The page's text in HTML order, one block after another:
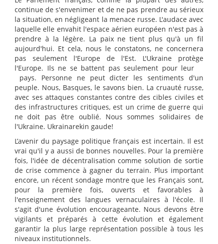
continue de s'envenimer et de ne pas prendre au sérieux
la situation, en négligeant la menace russe. L'audace avec
laquelle elle envahit l'espace aérien européen n'est pas à
prendre à la légère. La paix ne tient plus qu'à un fil
aujourd'hui. Et cela, nous le constatons, ne concernera
pas seulement l'Europe de l'Est. L'Ukraine protège
l'Europe. Ils ne se battent pas seulement pour leur
pays. Personne ne peut dicter les sentiments d'un
peuple. Nous, Basques, le savons bien. La cruauté russe,
avec ses attaques constantes contre des cibles civiles et
des infrastructures critiques, est un crime de guerre qui
ne doit pas être oublié. Nous sommes solidaires de
l'Ukraine. Ukrainarekin gaude!
L’avenir du paysage politique français est incertain. Il est
vrai qu'il y a aussi de bonnes nouvelles. Pour la première
fois, l'idée de décentralisation comme solution de sortie
de crise commence à gagner du terrain. Plus important
encore, un récent sondage montre que les Français sont,
pour la première fois, ouverts et favorables à
l'enseignement des langues vernaculaires à l'école. Il
s'agit d'une évolution encourageante. Nous devons être
vigilants et préparés à cette évolution et également
garantir la plus large représentation possible à tous les
niveaux institutionnels.